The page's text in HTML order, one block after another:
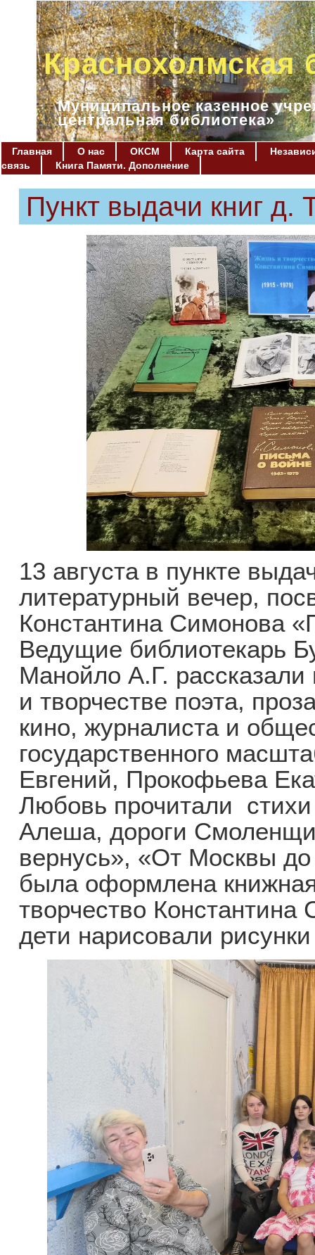
Краснохолмская
Муниципальное казенное
центральная библиотека»
Главная О нас ОКСМ Карта сайта
связь
Книга Памяти. Дополнение
Пункт выдачи книг д.
13 августа в пункте
литературный вечер,
Константина Симонова
Ведущие библиотекарь
Манойло А.Г.
и творчестве поэта,
кино, журналиста и
государственного
Евгений, Прокофьева
Любовь прочитали
Алеша, дороги
вернусь», «От Москвы
была оформлена
творчество
дети нарисовали